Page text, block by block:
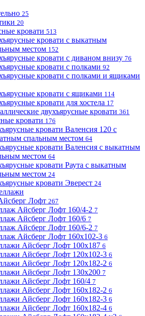
25
20
кровати 513
кровати с выкатным
местом 152
кровати с диваном внизу 76
кровати с полками 92
кровати с полками и ящиками
кровати с ящиками 114
кровати для хостела 17
двухъярусные кровати 361
кровати 176
кровати Валенсия 120 с
спальным местом 64
кровати Валенсия с выкатным
местом 64
кровати Раута с выкатным
местом 24
кровати Эверест 24
Лофт 267
Айсберг Лофт 160/4-2 7
Айсберг Лофт 160/6 7
Айсберг Лофт 160/6-2 7
Айсберг Лофт 160х102-3 6
Айсберг Лофт 100х187 6
Айсберг Лофт 120х102-3 6
Айсберг Лофт 120х182-2 6
Айсберг Лофт 130х200 7
Айсберг Лофт 160/4 7
Айсберг Лофт 160х182-2 6
Айсберг Лофт 160х182-3 6
Айсберг Лофт 160х182-4 6